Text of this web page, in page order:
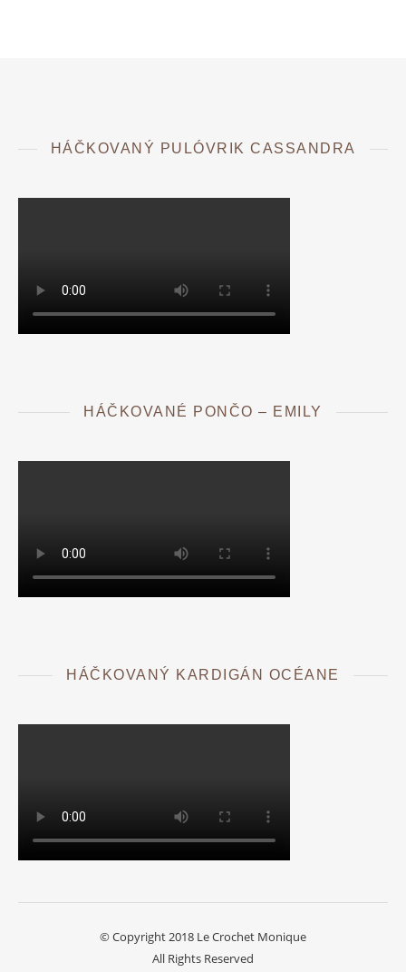
HÁČKOVANÝ PULÓVRIK CASSANDRA
HÁČKOVANÉ PONČO – EMILY
HÁČKOVANÝ KARDIGÁN OCÉANE
© Copyright 2018 Le Crochet Monique
All Rights Reserved